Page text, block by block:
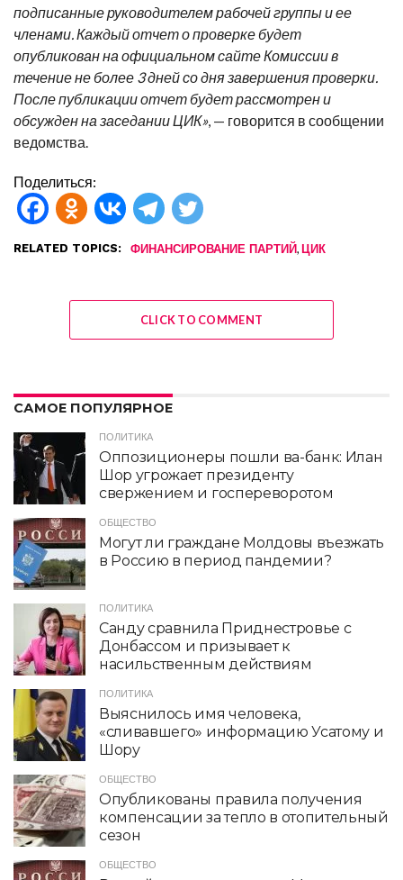
подписанные руководителем рабочей группы и ее
членами. Каждый отчет о проверке будет
опубликован на официальном сайте Комиссии в
течение не более 3 дней со дня завершения проверки.
После публикации отчет будет рассмотрен и
обсужден на заседании ЦИК», — говорится в сообщении
ведомства.
Поделиться:
RELATED TOPICS: ФИНАНСИРОВАНИЕ ПАРТИЙ, ЦИК
CLICK TO COMMENT
САМОЕ ПОПУЛЯРНОЕ
ПОЛИТИКА
Оппозиционеры пошли ва-банк: Илан
Шор угрожает президенту
свержением и госпереворотом
ОБЩЕСТВО
Могут ли граждане Молдовы въезжать
в Россию в период пандемии?
ПОЛИТИКА
Санду сравнила Приднестровье с
Донбассом и призывает к
насильственным действиям
ПОЛИТИКА
Выяснилось имя человека,
«сливавшего» информацию Усатому и
Шору
ОБЩЕСТВО
Опубликованы правила получения
компенсации за тепло в отопительный
сезон
ОБЩЕСТВО